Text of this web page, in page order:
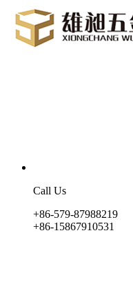
Call Us
+86-579-87988219
+86-15867910531